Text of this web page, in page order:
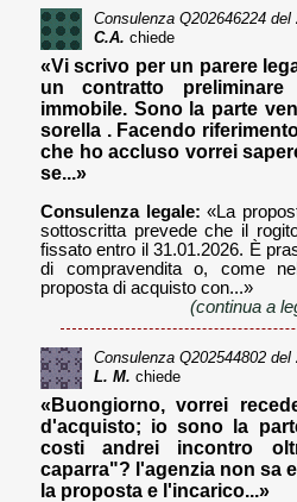
Consulenza Q202646224 del
C.A. chiede
«Vi scrivo per un parere
un contratto
immobile. Sono la parte
sorella . Facendo
che ho accluso vorrei
se...»
Consulenza legale: «La
sottoscritta prevede che il
fissato entro il 31.01.2026. È
di compravendita o, come
proposta di acquisto con...»
(continua a
Consulenza Q202544802 del
L. M. chiede
«Buongiorno, vorrei
d'acquisto; io sono la
costi andrei incontro
caparra"? l'agenzia non sa
la proposta e l'incarico...»